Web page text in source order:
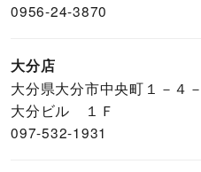
0956-24-3870
大分店
大分県大分市中央町１－４
大分ビル １Ｆ
097-532-1931